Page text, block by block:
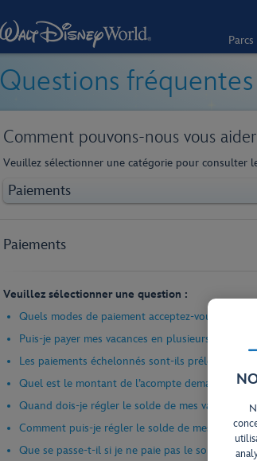
Questions fréquentes
Comment pouvons‑nous vous
Veuillez sélectionner une catégorie pour consulter
Paiements
Veuillez sélectionner une question :
Quels modes de paiement acceptez-vous ?
Puis-je payer mes vacances en plusieurs fois ?
Les paiements échelonnés sont-ils prélevés
Quel est le montant de l’acompte demandé
Quand dois-je régler le solde de mes vacances ?
Comment puis-je régler le solde de mes vacances
Que se passe-t-il si je ne paie pas le solde de